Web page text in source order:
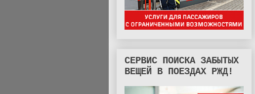
СЕРВИС ПОИСКА ЗАБЫТЫХ
ВЕЩЕЙ В ПОЕЗДАХ РЖД!